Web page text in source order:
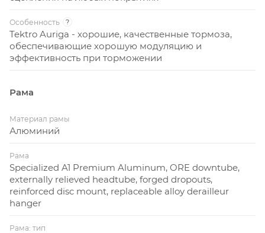
Особенность ?
Tektro Auriga - хорошие, качественные тормоза,
обеспечивающие хорошую модуляцию и
эффективность при торможении
Рама
Материал рамы
Алюминий
Рама
Specialized A1 Premium Aluminum, ORE downtube,
externally relieved headtube, forged dropouts,
reinforced disc mount, replaceable alloy derailleur
hanger
Рама: тип